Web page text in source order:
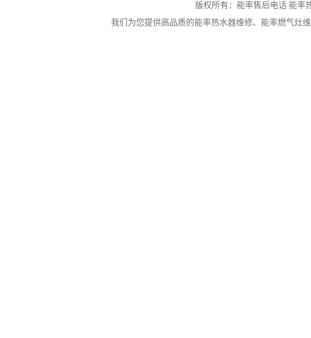
版权所有：能率售后电话 能率
我们为您提供高品质的能率热水器维修、 能率燃气灶